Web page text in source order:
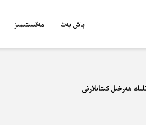
باش بەت مەقسىتىمىز
ھەرخىل كىتابلارنى